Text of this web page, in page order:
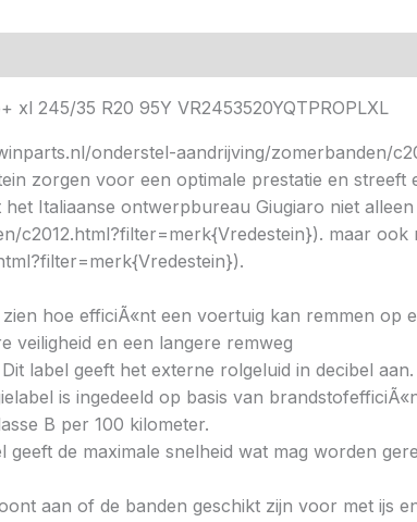
xl 245/35 R20 95Y VR2453520YQTPROPLXL
onderstel-aandrijving/zomerbanden/
zorgen voor een optimale prestatie en
Italiaanse ontwerpbureau Giugiaro niet
c2012.html?filter=merk{Vredestein}). maar
hoe efficiÃ«nt een voertuig kan remmen op
veiligheid en een langere remweg
label geeft het externe rolgeluid in decibel
is ingedeeld op basis van
B per 100 kilometer.
geeft de maximale snelheid wat mag worden
aan of de banden geschikt zijn voor met ijs